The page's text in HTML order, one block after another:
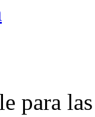
para